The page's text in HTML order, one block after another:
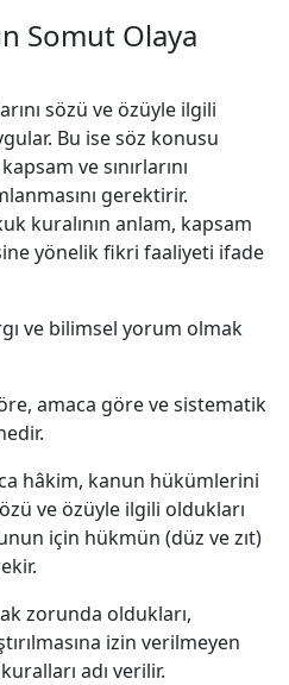
Somut Olaya
sözü ve özüyle ilgili
Bu ise söz konusu
ve sınırlarını
gerektirir.
kuralının anlam, kapsam
yönelik fikri faaliyeti ifade
ve bilimsel yorum olmak
amaca göre ve sistematik
hâkim, kanun hükümlerini
ve özüyle ilgili oldukları
için hükmün (düz ve zıt)
zorunda oldukları,
izin verilmeyen
adı verilir.